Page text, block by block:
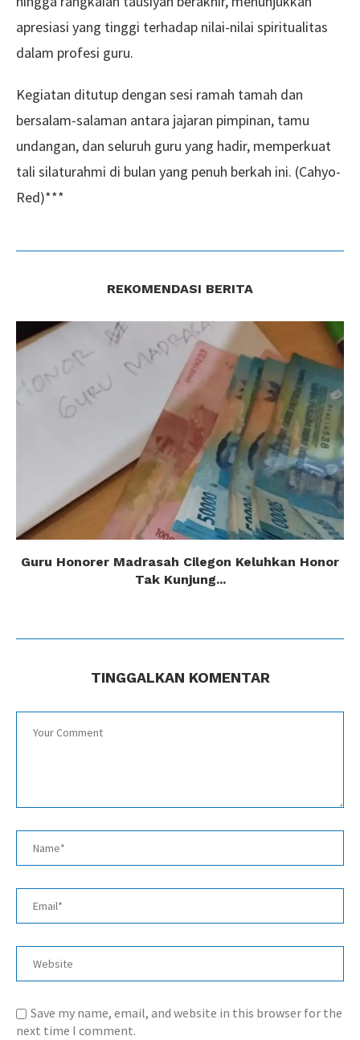
apresiasi yang tinggi terhadap nilai-nilai spiritualitas
dalam profesi guru.
Kegiatan ditutup dengan sesi ramah tamah dan
bersalam-salaman antara jajaran pimpinan, tamu
undangan, dan seluruh guru yang hadir, memperkuat
tali silaturahmi di bulan yang penuh berkah ini. (Cahyo-
Red)***
REKOMENDASI BERITA
Guru Honorer Madrasah Cilegon Keluhkan Honor
Tak Kunjung...
TINGGALKAN KOMENTAR
Save my name, email, and website in this browser for the
next time I comment.